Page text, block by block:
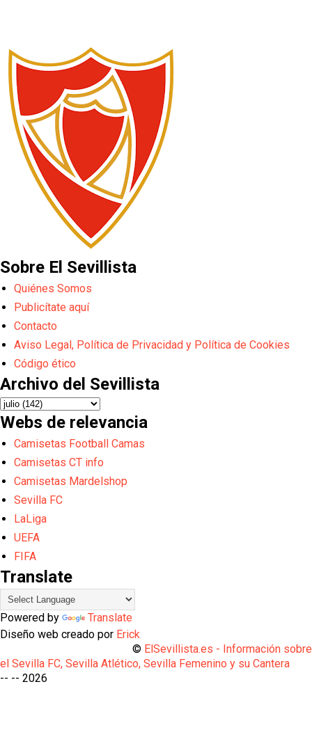
Sobre El Sevillista
Quiénes Somos
Publicítate aquí
Contacto
Aviso Legal, Política de Privacidad y Política de Cookies
Código ético
Archivo del Sevillista
Webs de relevancia
Camisetas Football Camas
Camisetas CT info
Camisetas Mardelshop
Sevilla FC
LaLiga
UEFA
FIFA
Translate
Powered by
Translate
Diseño web creado por Erick
© ElSevillista.es - Información sobre
el Sevilla FC, Sevilla Atlético, Sevilla Femenino y su Cantera
-- -- 2026